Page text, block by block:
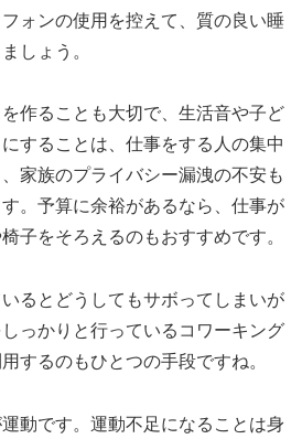
ォンの使用を控えて、質の良い睡
しょう。
作ることも大切で、生活音や子ど
することは、仕事をする人の集中
家族のプライバシー漏洩の不安も
。予算に余裕があるなら、仕事が
子をそろえるのもおすすめです。
るとどうしてもサボってしまいが
っかりと行っているコワーキング
するのもひとつの手段ですね。
動です。運動不足になることは身